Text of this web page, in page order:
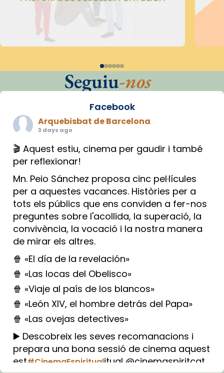
Seguiu-nos
Facebook
Arquebisbat de Barcelona
3 days ago
🎬 Aquest estiu, cinema per gaudir i també
per reflexionar!
Mn. Peio Sánchez proposa cinc pel·lícules
per a aquestes vacances. Històries per a
tots els públics que ens conviden a fer-nos
preguntes sobre l'acollida, la superació, la
convivència, la vocació i la nostra manera
de mirar els altres.
🍿 «El día de la revelación»
🍿 «Las locas del Obelisco»
🍿 «Viaje al país de los blancos»
🍿 «León XIV, el hombre detrás del Papa»
🍿 «Las ovejas detectives»
▶️ Descobreix les seves recomanacions i
prepara una bona sessió de cinema aquest
est#CinemaEspiritualitual @cinemaspiritcat